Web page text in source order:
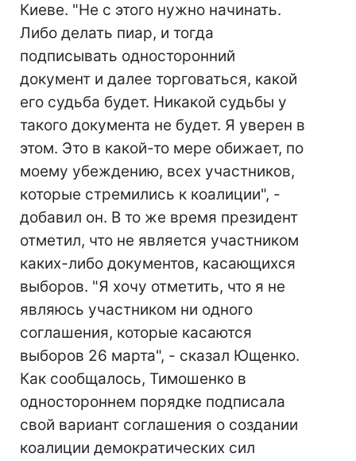
Киеве. "Не с этого нужно начинать.
Либо делать пиар, и тогда
подписывать односторонний
документ и далее торговаться, какой
его судьба будет. Никакой судьбы у
такого документа не будет. Я уверен в
этом. Это в какой-то мере обижает, по
моему убеждению, всех участников,
которые стремились к коалиции", -
добавил он. В то же время президент
отметил, что не является участником
каких-либо документов, касающихся
выборов. "Я хочу отметить, что я не
являюсь участником ни одного
соглашения, которые касаются
выборов 26 марта", - сказал Ющенко.
Как сообщалось, Тимошенко в
одностороннем порядке подписала
свой вариант соглашения о создании
коалиции демократических сил